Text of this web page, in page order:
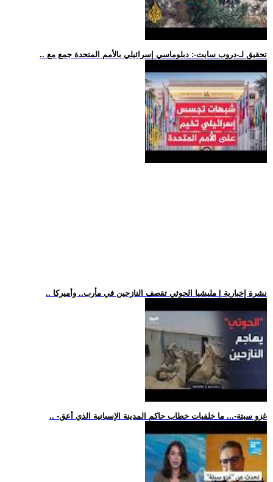
.. تحقيق لـ-دروب سايت-: دبلوماسي إسرائيلي بالأمم المتحدة جمع مع
.. نشرة إخبارية | مليشيا الحوثي تقصف النازحين في مأرب.. وأميركا
.. -غزو سبتة-... ما خلفيات خطاب حاكم المدينة الإسبانية الذي أعق